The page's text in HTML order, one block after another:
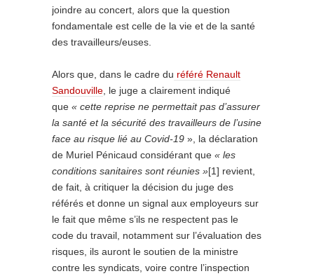
joindre au concert, alors que la question
fondamentale est celle de la vie et de la santé
des travailleurs/euses.
Alors que, dans le cadre du référé Renault
Sandouville , le juge a clairement indiqué
que « cette reprise ne permettait pas d’assurer
la santé et la sécurité des travailleurs de l’usine
face au risque lié au Covid-19 », la déclaration
de Muriel Pénicaud considérant que « les
conditions sanitaires sont réunies »[1] revient,
de fait, à critiquer la décision du juge des
référés et donne un signal aux employeurs sur
le fait que même s’ils ne respectent pas le
code du travail, notamment sur l’évaluation des
risques, ils auront le soutien de la ministre
contre les syndicats, voire contre l’inspection